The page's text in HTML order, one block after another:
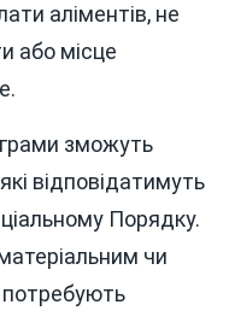
аліментів, не
або місце
зможуть
відповідатимуть
Порядку.
чи
потребують